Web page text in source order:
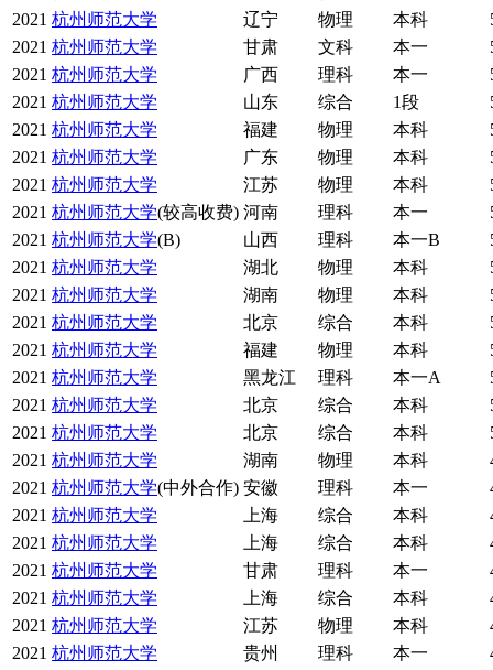
2021 杭州师范大学 辽宁 物理 本科
2021 杭州师范大学 甘肃 文科 本一
2021 杭州师范大学 广西 理科 本一
2021 杭州师范大学 山东 综合 1段
2021 杭州师范大学 福建 物理 本科
2021 杭州师范大学 广东 物理 本科
2021 杭州师范大学 江苏 物理 本科
2021 杭州师范大学(较高收费) 河南 理科 本一
2021 杭州师范大学(B) 山西 理科 本一B
2021 杭州师范大学 湖北 物理 本科
2021 杭州师范大学 湖南 物理 本科
2021 杭州师范大学 北京 综合 本科
2021 杭州师范大学 福建 物理 本科
2021 杭州师范大学 黑龙江 理科 本一A
2021 杭州师范大学 北京 综合 本科
2021 杭州师范大学 北京 综合 本科
2021 杭州师范大学 湖南 物理 本科
2021 杭州师范大学(中外合作) 安徽 理科 本一
2021 杭州师范大学 上海 综合 本科
2021 杭州师范大学 上海 综合 本科
2021 杭州师范大学 甘肃 理科 本一
2021 杭州师范大学 上海 综合 本科
2021 杭州师范大学 江苏 物理 本科
2021 杭州师范大学 贵州 理科 本一